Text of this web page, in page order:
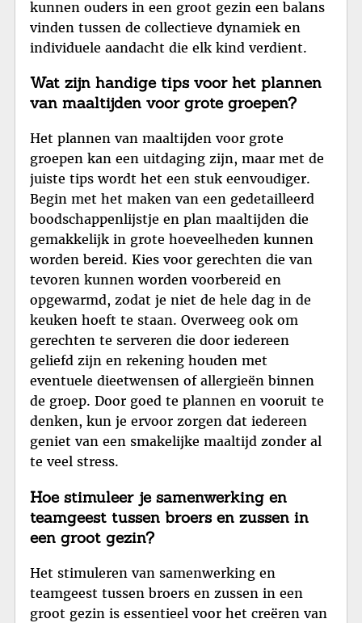
kunnen ouders in een groot gezin een balans
vinden tussen de collectieve dynamiek en
individuele aandacht die elk kind verdient.
Wat zijn handige tips voor het plannen
van maaltijden voor grote groepen?
Het plannen van maaltijden voor grote
groepen kan een uitdaging zijn, maar met de
juiste tips wordt het een stuk eenvoudiger.
Begin met het maken van een gedetailleerd
boodschappenlijstje en plan maaltijden die
gemakkelijk in grote hoeveelheden kunnen
worden bereid. Kies voor gerechten die van
tevoren kunnen worden voorbereid en
opgewarmd, zodat je niet de hele dag in de
keuken hoeft te staan. Overweeg ook om
gerechten te serveren die door iedereen
geliefd zijn en rekening houden met
eventuele dieetwensen of allergieën binnen
de groep. Door goed te plannen en vooruit te
denken, kun je ervoor zorgen dat iedereen
geniet van een smakelijke maaltijd zonder al
te veel stress.
Hoe stimuleer je samenwerking en
teamgeest tussen broers en zussen in
een groot gezin?
Het stimuleren van samenwerking en
teamgeest tussen broers en zussen in een
groot gezin is essentieel voor het creëren van